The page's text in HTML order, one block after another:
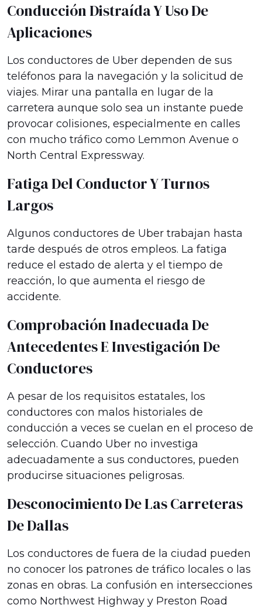
Conducción Distraída Y Uso De
Aplicaciones
Los conductores de Uber dependen de sus
teléfonos para la navegación y la solicitud de
viajes. Mirar una pantalla en lugar de la
carretera aunque solo sea un instante puede
provocar colisiones, especialmente en calles
con mucho tráfico como Lemmon Avenue o
North Central Expressway.
Fatiga Del Conductor Y Turnos
Largos
Algunos conductores de Uber trabajan hasta
tarde después de otros empleos. La fatiga
reduce el estado de alerta y el tiempo de
reacción, lo que aumenta el riesgo de
accidente.
Comprobación Inadecuada De
Antecedentes E Investigación De
Conductores
A pesar de los requisitos estatales, los
conductores con malos historiales de
conducción a veces se cuelan en el proceso de
selección. Cuando Uber no investiga
adecuadamente a sus conductores, pueden
producirse situaciones peligrosas.
Desconocimiento De Las Carreteras
De Dallas
Los conductores de fuera de la ciudad pueden
no conocer los patrones de tráfico locales o las
zonas en obras. La confusión en intersecciones
como Northwest Highway y Preston Road